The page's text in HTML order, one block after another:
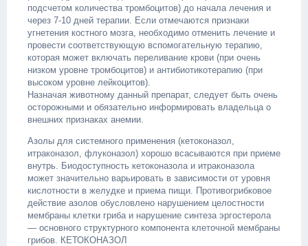
подсчетом количества тромбоцитов) до начала лечения и
через 7-10 дней терапии. Если отмечаются признаки
угнетения костного мозга, необходимо отменить лечение и
провести соответствующую вспомогательную терапию,
которая может включать переливание крови (при очень
низком уровне тромбоцитов) и антибиотикотерапию (при
высоком уровне лейкоцитов).
Назначая животному данный препарат, следует быть очень
осторожными и обязательно информировать владельца о
внешних признаках анемии.
Азолы для системного применения (кетоконазол,
итраконазол, флуконазол) хорошо всасываются при приеме
внутрь. Биодоступность кетоконазола и итраконазола
может значительно варьировать в зависимости от уровня
кислотности в желудке и приема пищи. Противогрибковое
действие азолов обусловлено нарушением целостности
мембраны клетки гриба и нарушение синтеза эргостерола
— основного структурного компонента клеточной мембраны
грибов. КЕТОКОНАЗОЛ